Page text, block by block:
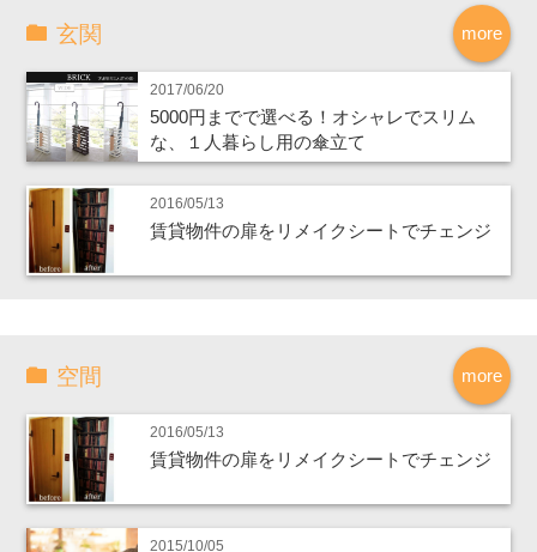
more
玄関
2017/06/20
5000円までで選べる！オシャレでスリム
な、１人暮らし用の傘立て
2016/05/13
賃貸物件の扉をリメイクシートでチェンジ
more
空間
2016/05/13
賃貸物件の扉をリメイクシートでチェンジ
2015/10/05